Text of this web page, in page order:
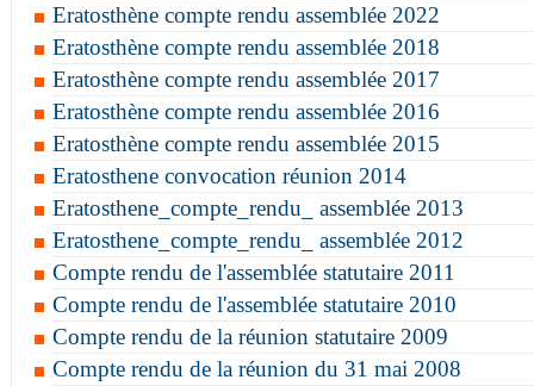
Eratosthène compte rendu assemblée 2022
Eratosthène compte rendu assemblée 2018
Eratosthène compte rendu assemblée 2017
Eratosthène compte rendu assemblée 2016
Eratosthène compte rendu assemblée 2015
Eratosthene convocation réunion 2014
Eratosthene_compte_rendu_ assemblée 2013
Eratosthene_compte_rendu_ assemblée 2012
Compte rendu de l'assemblée statutaire 2011
Compte rendu de l'assemblée statutaire 2010
Compte rendu de la réunion statutaire 2009
Compte rendu de la réunion du 31 mai 2008